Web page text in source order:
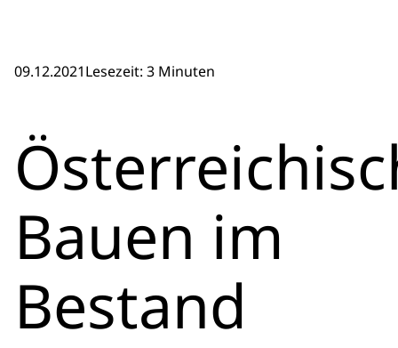
09.12.2021Lesezeit: 3 Minuten
Bauen im
Bestand